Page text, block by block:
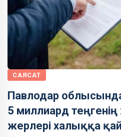
САЯСАТ
Павлодар
5 миллиард
жерлері халыққа